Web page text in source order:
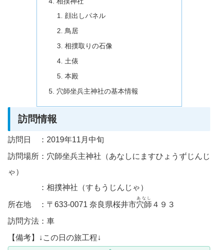
顔出しパネル
鳥居
相撲取りの石像
土俵
本殿
穴師坐兵主神社の基本情報
訪問情報
訪問日 ：2019年11月中旬
訪問場所：穴師坐兵主神社（あなしにますひょうずじんじ
ゃ）
：相撲神社（すもうじんじゃ）
所在地 ：〒633-0071 奈良県桜井市穴師
あなし
４９３
訪問方法：車
【備考】↓この日の旅工程↓